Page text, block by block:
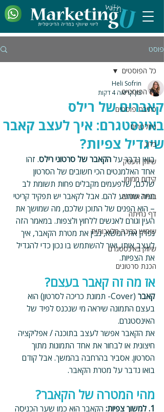
פוסט
כל הפוסטים
כתיבת פוסטים
ניוזלטרים
בלוג
שיווק העסק
קידום ממומן
בניית אתרים
דף נחיתה
שימוש בבינה מלאכותית
שיווק באינסטגרם
הכנת סרטונים
כל הפוסטים
קאברים של רילס
באינסטגרם: איך לעצב קאבר
שיגדיל צפיות?
Heli Sofrin
זמן קריאה 4 דקות
בואו נדבר על הקאבר של סרטוני רילס. זהו
אחד האלמנטים הכי חשובים של הסרטון
שלכם, שלפעמים מקבלים פחות תשומת לב
ממה שמגיע להם. אבל לקאבר יש תפקיד קריטי
– הוא הפנים של התוכן שלכם, מה שמושך את
העין וגורם לאנשים ללחוץ ולצפות. במאמר הזה
נפרק את הנושא, נבין את מטרת הקאבר, איך
לעצב אותו, ואיך להשתמש בו נכון כדי להגדיל
את הצפיות.
אז מה זה קאבר בעצם?
קאבר
(Cover- תמונת כריכה לסרטון) הוא
בעצם התמונה שיראה מי שנכנס לפיד של
האינסטגרם.
את הקאבר אפשר לעצב בתוכנה / אפליקציה
חיצונית או לבחור את אחד התמונות מתוך
הסרטון. אסביר בהרחבה בהמשך. אבל קודם
בואו נדבר על מטרת הקאבר.
מהי המטרה של הקאבר?
1. למשוך צפיות:
הקאבר הוא כמו שער הכניסה